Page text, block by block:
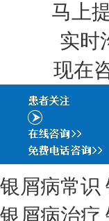
马上
实时
现在
银屑病常识
银屑病治疗